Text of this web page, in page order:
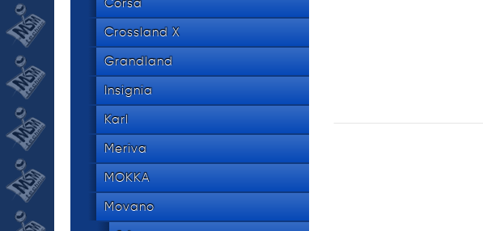
tel.
Corsa
Crossland X
Grandland
Insignia
Karl
Meriva
MOKKA
Movano